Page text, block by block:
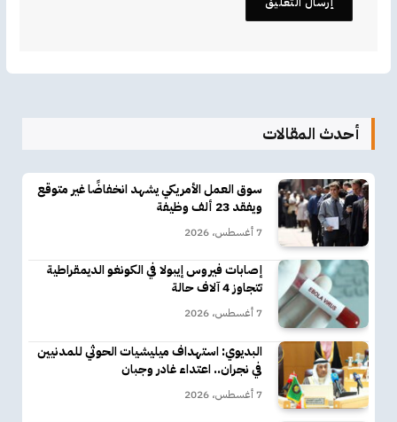
أحدث المقالات
سوق العمل الأمريكي يشهد انخفاضًا غير متوقع
ويفقد 23 ألف وظيفة
7 أغسطس، 2026
إصابات فيروس إيبولا في الكونغو الديمقراطية
تتجاوز 4 آلاف حالة
7 أغسطس، 2026
البديوي: استهداف ميليشيات الحوثي للمدنيين
في نجران.. اعتداء غادر وجبان
7 أغسطس، 2026